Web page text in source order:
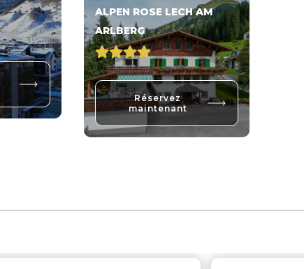
ALPEN ROSE LECH AM
ARLBERG
Réservez
maintenant